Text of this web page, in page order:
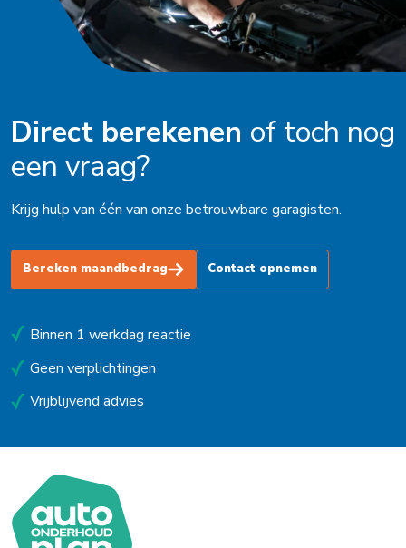
Direct berekenen of toch nog
een vraag?
Krijg hulp van één van onze betrouwbare garagisten.
Bereken maandbedrag Contact opnemen
Binnen 1 werkdag reactie
Geen verplichtingen
Vrijblijvend advies